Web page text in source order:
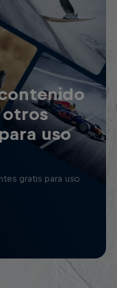
otros
uso
gratis para uso